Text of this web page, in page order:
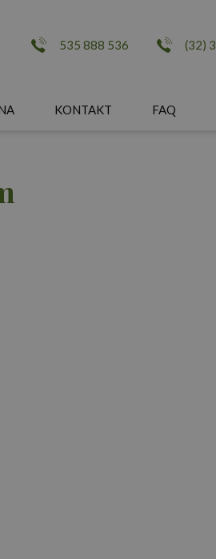
535 888 536 (32)
KONTAKT FAQ